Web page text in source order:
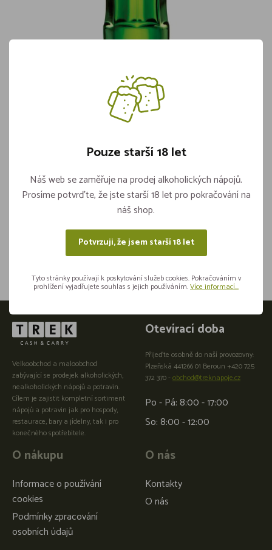
Vinea Bílá VL 0,25l
26,40
Vložit do košíku
Sdílejte na sítích
Velkoobchod a maloobchod
zabývající se prodejek alkoholických,
nealkoholických nápojů a potravin.
Cílem je zajistit kompletní sortiment
nápojů a potravin jak pro hospody,
restaurace, bary a jídelny, tak i pro
konečného spotřebitele.
O nákupu
Informace o používání
cookies
Podmínky zpracování
osobních údajů
O nás
Kontakty
O nás
Otevírací doba
Přijeďte osobně do naší provozovny:
Plzeňská 441266 01 Beroun +420 725
372 370 -obchod@treknapoje.cz
Po - Pá: 8:00 - 17:00
So: 8:00 - 12:00
Pouze starší 18 let
Náš web se zaměřuje na prodej alkoholických nápojů.
Prosíme potvrďte, že jste starší 18 let pro pokračování na
náš shop.
Potvrzuji, že jsem starší 18 let
Tyto stránky používají k poskytování služeb cookies. Pokračováním v
prohlížení vyjadřujete souhlas s jejich používáním.Více informací...